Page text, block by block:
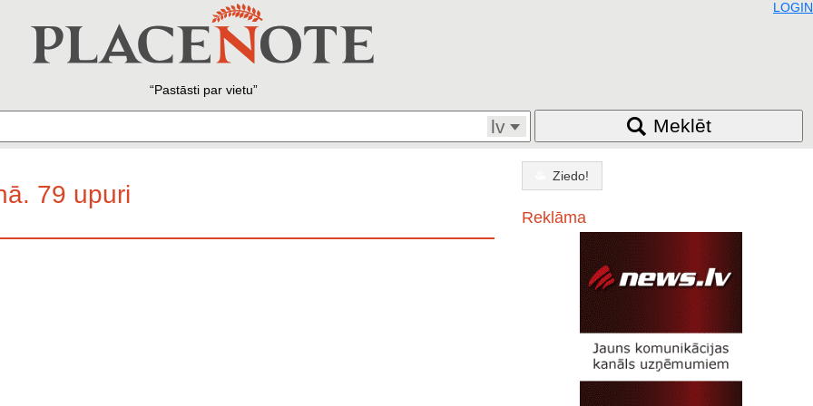
LOGIN
Pastāsti par vietu
lv Meklēt
79 upuri
Ziedo!
Reklāma